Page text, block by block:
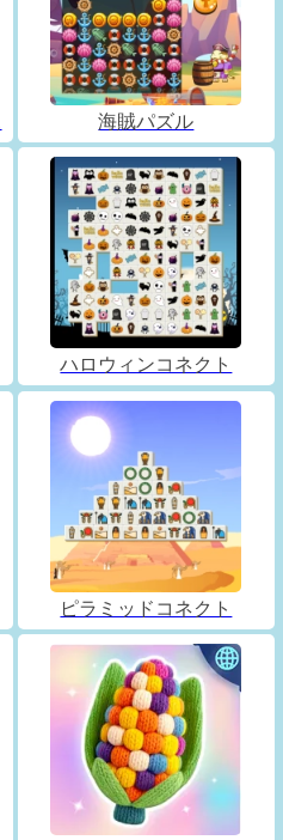
海賊パズル
ハロウィンコネクト
ピラミッドコネクト